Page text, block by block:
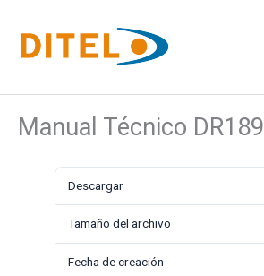
contenido
Manual Técnico DR189
Descargar
Tamaño del archivo
Fecha de creación